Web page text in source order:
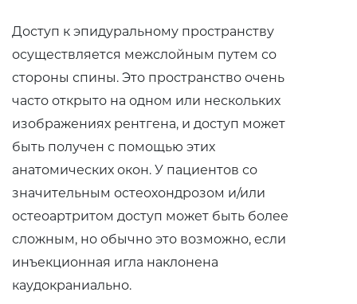
Доступ к эпидуральному пространству
осуществляется межслойным путем со
стороны спины. Это пространство очень
часто открыто на одном или нескольких
изображениях рентгена, и доступ может
быть получен с помощью этих
анатомических окон. У пациентов со
значительным остеохондрозом и/или
остеоартритом доступ может быть более
сложным, но обычно это возможно, если
инъекционная игла наклонена
каудокраниально.